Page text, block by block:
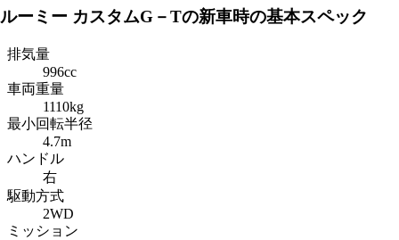
ルーミー カスタムG－Tの新車時の基本スペック
排気量
996cc
車両重量
1110kg
最小回転半径
4.7m
ハンドル
右
駆動方式
2WD
ミッション